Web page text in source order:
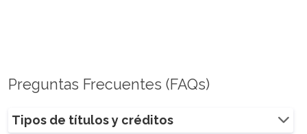
Preguntas Frecuentes (FAQs)
Tipos de títulos y créditos